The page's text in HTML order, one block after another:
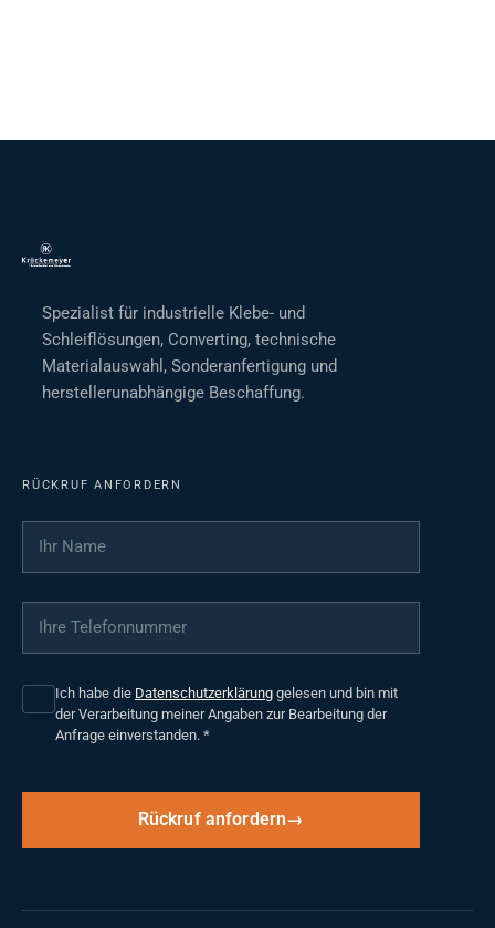
Spezialist für industrielle Klebe- und
Schleiflösungen, Converting, technische
Materialauswahl, Sonderanfertigung und
herstellerunabhängige Beschaffung.
RÜCKRUF ANFORDERN
Ihr Name
Ihre Telefonnummer
Ich habe die Datenschutzerklärung gelesen und bin mit
der Verarbeitung meiner Angaben zur Bearbeitung der
Anfrage einverstanden. *
Rückruf anfordern